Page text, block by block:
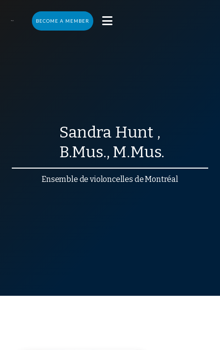
BECOME A MEMBER 
Sandra Hunt ,
B.Mus., M.Mus.
Ensemble de violoncelles de Montréal